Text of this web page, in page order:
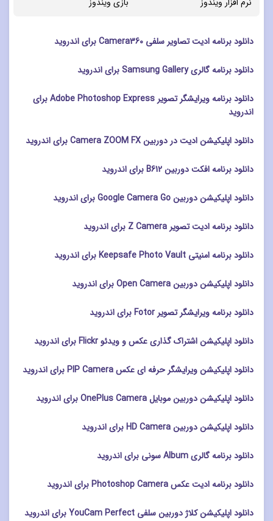
دانلود برنامه ادیت تصاویر سلفی Camera360 برای اندروید
دانلود برنامه گالری Samsung Gallery برای اندروید
دانلود برنامه ویرایشگر تصویر Adobe Photoshop Express برای
اندروید
دانلود اپلیکیشن ادیت در دوربین Camera ZOOM FX برای اندروید
دانلود برنامه افکت دوربین B612 برای اندروید
دانلود اپلیکیشن دوربین Google Camera Go برای اندروید
دانلود برنامه ادیت تصویر Z Camera برای اندروید
دانلود برنامه امنیتی Keepsafe Photo Vault برای اندروید
دانلود اپلیکیشن دوربین Open Camera برای اندروید
دانلود برنامه ویرایشگر تصویر Fotor برای اندروید
دانلود اپلیکیشن اشتراک گذاری عکس و ویدئو Flickr برای اندروید
دانلود اپلیکیشن ویرایشگر حرفه ای عکس PIP Camera برای اندروید
دانلود اپلیکیشن دوربین موبایل OnePlus Camera برای اندروید
دانلود اپلیکیشن دوربین HD Camera برای اندروید
دانلود برنامه گالری Album سونی برای اندروید
دانلود برنامه ادیت عکس Photoshop Camera برای اندروید
دانلود اپلیکیشن کلاژ دوربین سلفی YouCam Perfect برای اندروید